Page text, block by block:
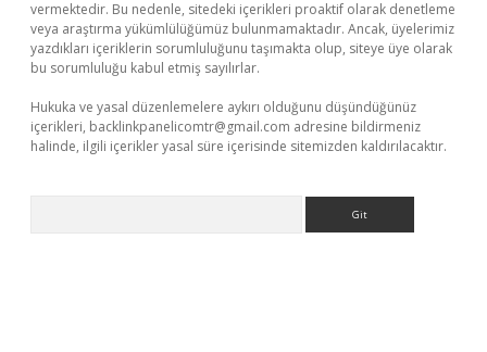
vermektedir. Bu nedenle, sitedeki içerikleri proaktif olarak denetleme
veya araştırma yükümlülüğümüz bulunmamaktadır. Ancak, üyelerimiz
yazdıkları içeriklerin sorumluluğunu taşımakta olup, siteye üye olarak
bu sorumluluğu kabul etmiş sayılırlar.
Hukuka ve yasal düzenlemelere aykırı olduğunu düşündüğünüz
içerikleri, backlinkpanelicomtr@gmail.com adresine bildirmeniz
halinde, ilgili içerikler yasal süre içerisinde sitemizden kaldırılacaktır.